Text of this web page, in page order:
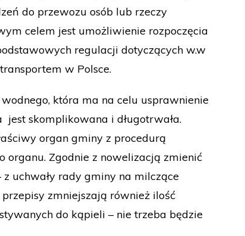
do przewozu osób lub rzeczy
celem jest umożliwienie rozpoczęcia
regulacji dotyczących w.w
w Polsce.
która ma na celu usprawnienie
skomplikowana i długotrwała.
organ gminy z procedurą
organu. Zgodnie z nowelizacją zmienić
uchwały rady gminy na milczące
zmniejszają również ilość
do kąpieli – nie trzeba będzie